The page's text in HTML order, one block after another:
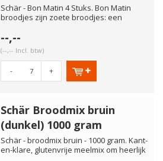
Schär - Bon Matin 4 Stuks. Bon Matin
broodjes zijn zoete broodjes: een
--,--
(--,-- Incl. btw)
- +
Schär Broodmix bruin
(dunkel) 1000 gram
Schär - broodmix bruin - 1000 gram. Kant-
en-klare, glutenvrije meelmix om heerlijk